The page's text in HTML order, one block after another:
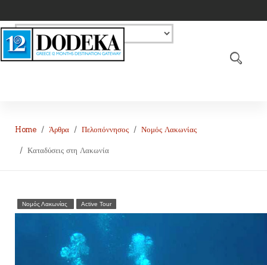
Home Άρθρα Πελοπόννησος Νομός Λακωνίας
Καταδύσεις στη Λακωνία
Νομός Λακωνίας Active Tour